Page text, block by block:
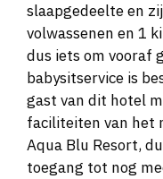
slaapgedeelte en
volwassenen en 1
dus iets om vooraf
babysitservice is
gast van dit hotel
faciliteiten van het
Aqua Blu Resort,
toegang tot nog